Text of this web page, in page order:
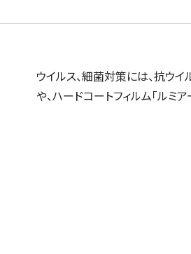
ウイルス、細菌対策には、抗ウ
や、ハードコートフィルム「ルミア